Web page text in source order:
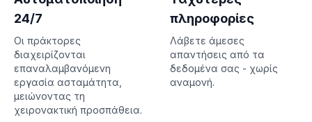
24/7
Οι πράκτορες
διαχειρίζονται
επαναλαμβανόμενη
εργασία ασταμάτητα,
μειώνοντας τη
χειρονακτική προσπάθεια.
πληροφορίες
Λάβετε άμεσες
απαντήσεις από τα
δεδομένα σας - χωρίς
αναμονή.